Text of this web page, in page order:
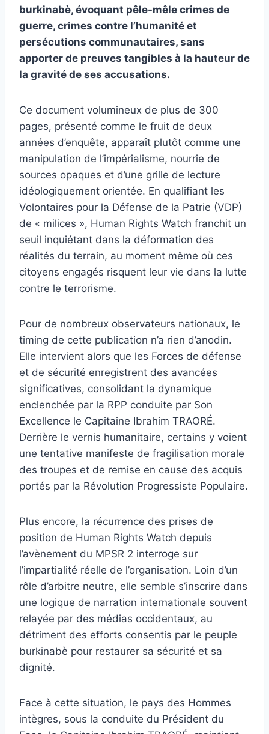
burkinabè, évoquant pêle-mêle crimes de
guerre, crimes contre l’humanité et
persécutions communautaires, sans
apporter de preuves tangibles à la hauteur de
la gravité de ses accusations.
Ce document volumineux de plus de 300
pages, présenté comme le fruit de deux
années d’enquête, apparaît plutôt comme une
manipulation de l’impérialisme, nourrie de
sources opaques et d’une grille de lecture
idéologiquement orientée. En qualifiant les
Volontaires pour la Défense de la Patrie (VDP)
de « milices », Human Rights Watch franchit un
seuil inquiétant dans la déformation des
réalités du terrain, au moment même où ces
citoyens engagés risquent leur vie dans la lutte
contre le terrorisme.
Pour de nombreux observateurs nationaux, le
timing de cette publication n’a rien d’anodin.
Elle intervient alors que les Forces de défense
et de sécurité enregistrent des avancées
significatives, consolidant la dynamique
enclenchée par la RPP conduite par Son
Excellence le Capitaine Ibrahim TRAORÉ.
Derrière le vernis humanitaire, certains y voient
une tentative manifeste de fragilisation morale
des troupes et de remise en cause des acquis
portés par la Révolution Progressiste Populaire.
Plus encore, la récurrence des prises de
position de Human Rights Watch depuis
l’avènement du MPSR 2 interroge sur
l’impartialité réelle de l’organisation. Loin d’un
rôle d’arbitre neutre, elle semble s’inscrire dans
une logique de narration internationale souvent
relayée par des médias occidentaux, au
détriment des efforts consentis par le peuple
burkinabè pour restaurer sa sécurité et sa
dignité.
Face à cette situation, le pays des Hommes
intègres, sous la conduite du Président du